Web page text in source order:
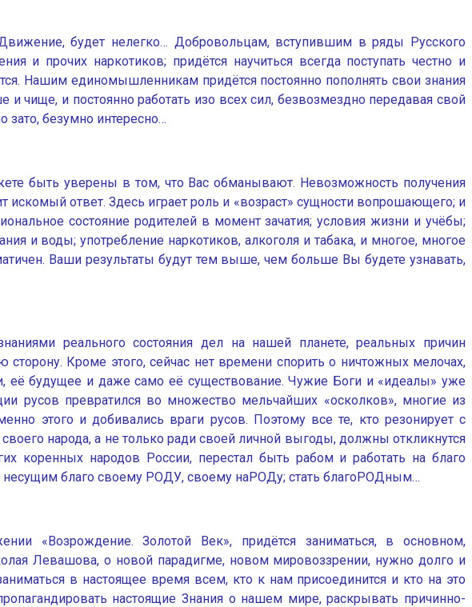
будет нелегко… Добровольцам, вступившим в ряды Русского
и прочих наркотиков; придётся научиться всегда поступать честно и
Нашим единомышленникам придётся постоянно пополнять свои знания
чище, и постоянно работать изо всех сил, безвозмездно передавая свой
зато, безумно интересно…
быть уверены в том, что Вас обманывают. Невозможность получения
искомый ответ. Здесь играет роль и «возраст» сущности вопрошающего; и
состояние родителей в момент зачатия; условия жизни и учёбы;
и воды; употребление наркотиков, алкоголя и табака, и многое, многое
Ваши результаты будут тем выше, чем больше Вы будете узнавать,
реального состояния дел на нашей планете, реальных причин
Кроме этого, сейчас нет времени спорить о ничтожных мелочах,
её будущее и даже само её существование. Чужие Боги и «идеалы» уже
русов превратился во множество мельчайших «осколков», многие из
этого и добивались враги русов. Поэтому все те, кто резонирует с
своего народа, а не только ради своей личной выгоды, должны откликнутся
коренных народов России, перестал быть рабом и работать на благо
благо своему РОДУ, своему наРОДу; стать благоРОДным…
«Возрождение. Золотой Век», придётся заниматься, в основном,
Левашова, о новой парадигме, новом мировоззрении, нужно долго и
в настоящее время всем, кто к нам присоединится и кто на это
настоящие Знания о нашем мире, раскрывать причинно-